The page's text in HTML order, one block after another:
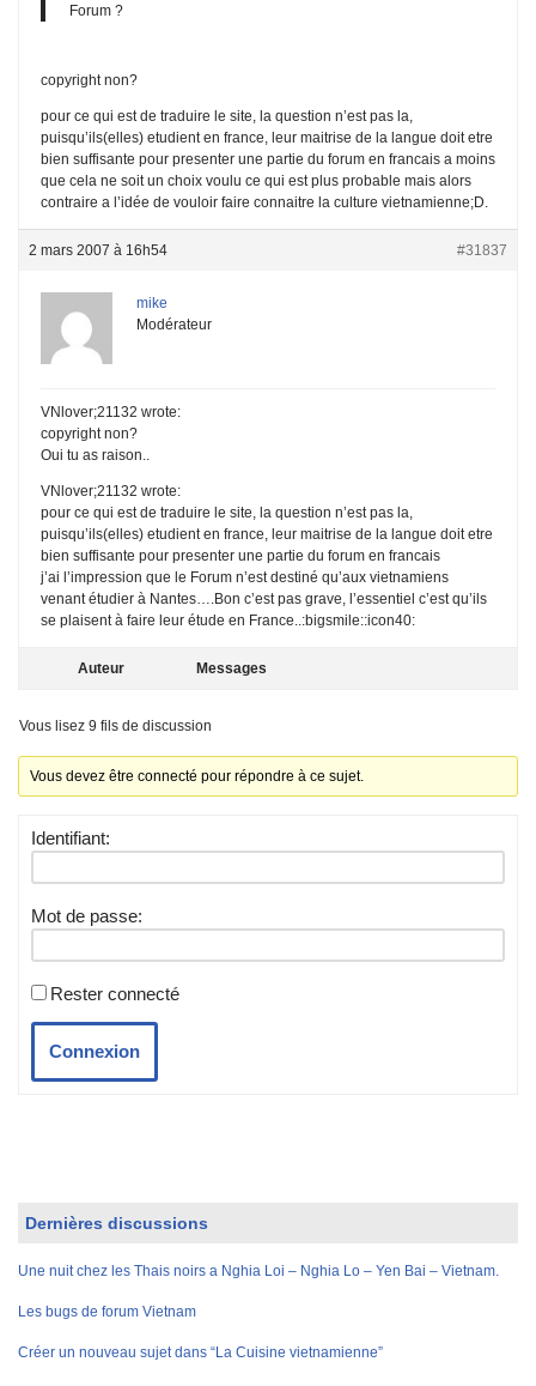
Forum ?
copyright non?
pour ce qui est de traduire le site, la question n’est pas la,
puisqu’ils(elles) etudient en france, leur maitrise de la langue doit etre
bien suffisante pour presenter une partie du forum en francais a moins
que cela ne soit un choix voulu ce qui est plus probable mais alors
contraire a l’idée de vouloir faire connaitre la culture vietnamienne;D.
2 mars 2007 à 16h54 #31837
mike
Modérateur
VNlover;21132 wrote:
copyright non?
Oui tu as raison..
VNlover;21132 wrote:
pour ce qui est de traduire le site, la question n’est pas la,
puisqu’ils(elles) etudient en france, leur maitrise de la langue doit etre
bien suffisante pour presenter une partie du forum en francais
j’ai l’impression que le Forum n’est destiné qu’aux vietnamiens
venant étudier à Nantes….Bon c’est pas grave, l’essentiel c’est qu’ils
se plaisent à faire leur étude en France..:bigsmile::icon40:
Auteur Messages
Vous lisez 9 fils de discussion
Vous devez être connecté pour répondre à ce sujet.
Identifiant:
Mot de passe:
Rester connecté
Connexion
Dernières discussions
Une nuit chez les Thais noirs a Nghia Loi – Nghia Lo – Yen Bai – Vietnam.
Les bugs de forum Vietnam
Créer un nouveau sujet dans “La Cuisine vietnamienne”